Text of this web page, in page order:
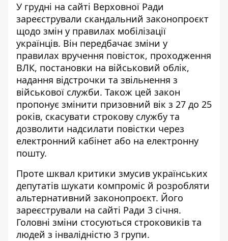
У грудні на сайті Верховної Ради
зареєстрували скандальний законопроєкт
щодо змін у правилах мобілізації
українців. Він передбачає зміни у
правилах вручення повісток, проходження
ВЛК, постановки на військовий облік,
надання відстрочки та звільнення з
військової служби. Також цей закон
пропонує змінити призовний вік з 27 до 25
років, скасувати строкову службу та
дозволити надсилати повістки через
електронний кабінет або на електронну
пошту.
Проте шквал критики змусив українських
депутатів шукати компроміс й розробляти
альтернативний законопроєкт. Його
зареєстрували на сайті Ради 3 січня.
Головні зміни стосуються строковиків та
людей з інвалідністю 3 групи.